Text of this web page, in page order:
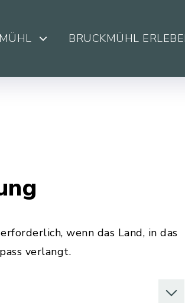
BRUCKMÜHL
wenn das Land, in das
verlangt.